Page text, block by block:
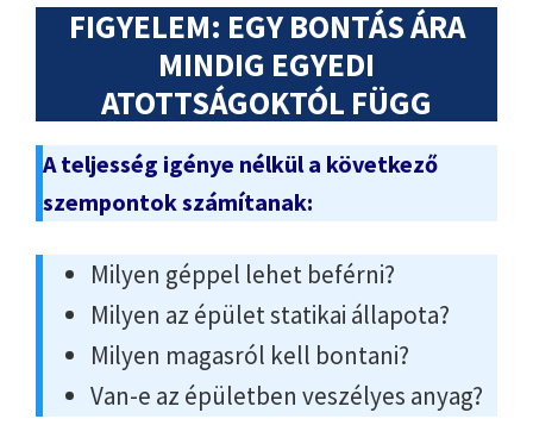
FIGYELEM: EGY BONTÁS ÁRA
MINDIG EGYEDI
ATOTTSÁGOKTÓL FÜGG
A teljesség igénye nélkül a következő
szempontok számítanak:
Milyen géppel lehet beférni?
Milyen az épület statikai állapota?
Milyen magasról kell bontani?
Van-e az épületben veszélyes anyag?